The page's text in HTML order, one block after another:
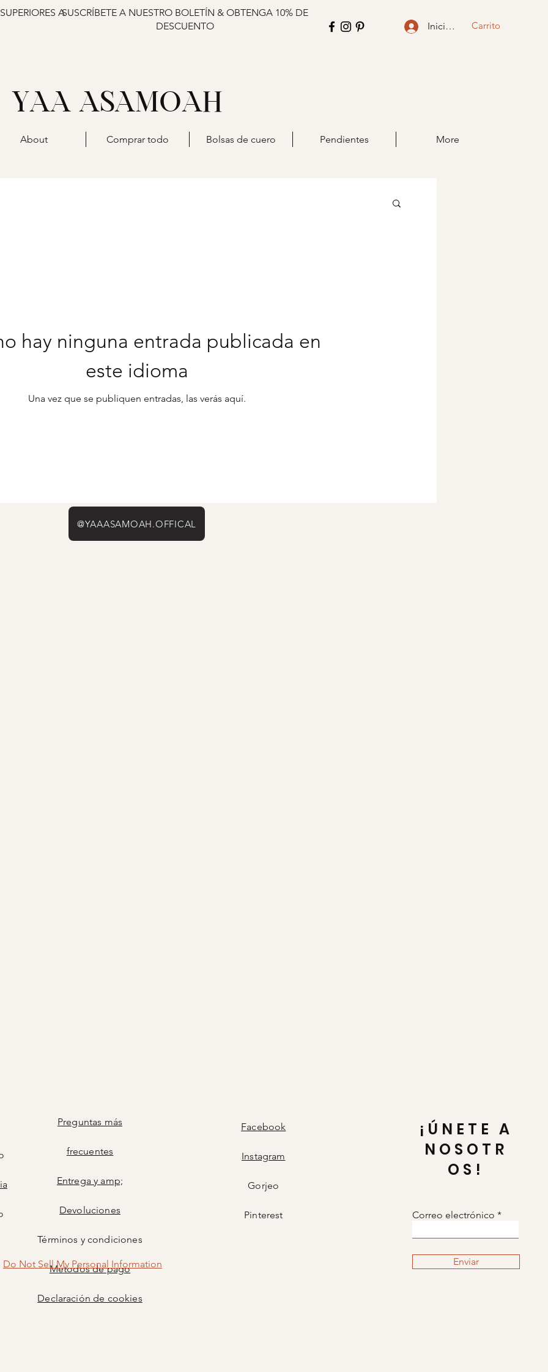
YAA ASAMOAH
Iniciar sesiónCarrito
ASUSCRÍBETE A NUESTRO BOLETÍN & OBTENGA 10% DE
DESCUENTO
About Comprar todo Bolsas de cuero Pendientes More
hay ninguna entrada publicada en
este idioma
Una vez que se publiquen entradas, las verás aquí.
@YAAASAMOAH.OFFICAL
Preguntas más
frecuentes
Entrega y amp;
Devoluciones
Términos y condiciones
Métodos de pago
Declaración de cookies
Do Not Sell My Personal Information
Facebook
Instagram
Gorjeo
Pinterest
¡ÚNETE A
NOSOTR
OS!
Correo electrónico
Enviar